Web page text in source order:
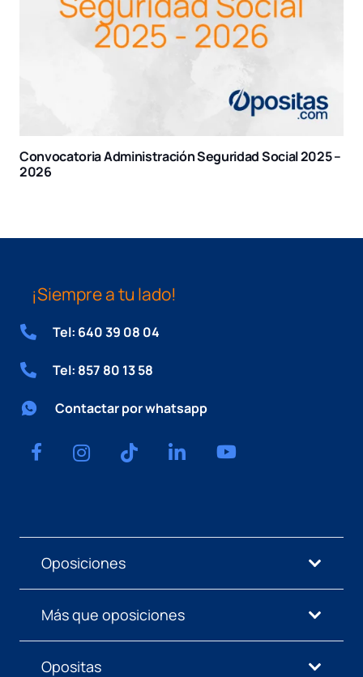
Convocatoria Administración Seguridad Social 2025 –
2026
¡Siempre a tu lado!
Tel: 640 39 08 04
Tel: 857 80 13 58
Contactar por whatsapp
Oposiciones
Más que oposiciones
Opositas